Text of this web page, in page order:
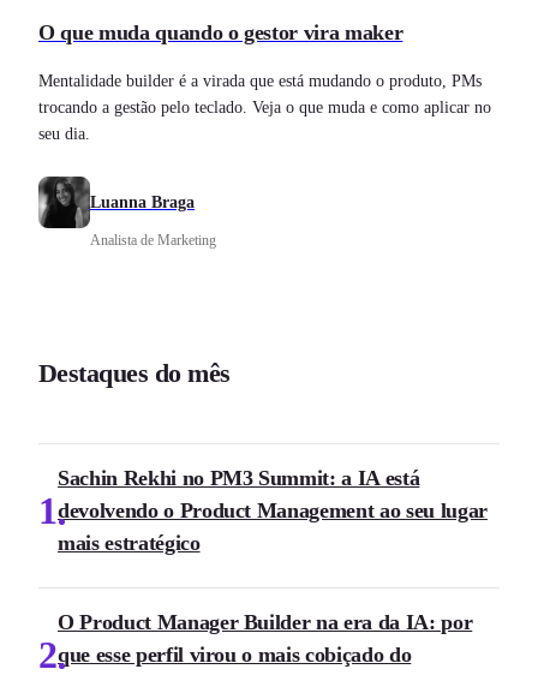
O que muda quando o gestor vira maker
Mentalidade builder é a virada que está mudando o produto, PMs
trocando a gestão pelo teclado. Veja o que muda e como aplicar no
seu dia.
Luanna Braga
Analista de Marketing
Destaques do mês
1
Sachin Rekhi no PM3 Summit: a IA está
devolvendo o Product Management ao seu lugar
mais estratégico
2
O Product Manager Builder na era da IA: por
que esse perfil virou o mais cobiçado do